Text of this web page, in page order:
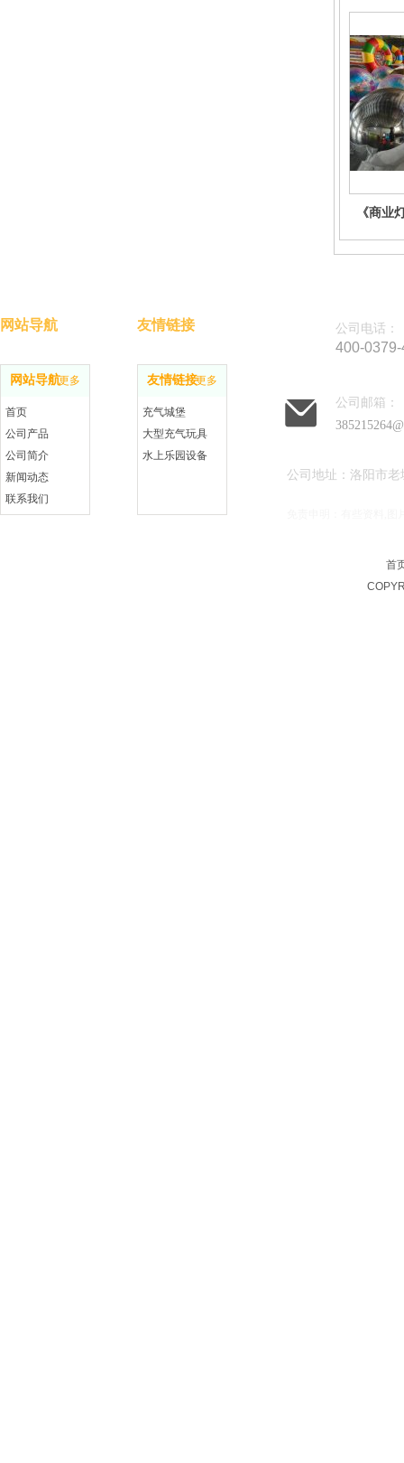
《商业
网站导航更多
首页
公司产品
公司简介
新闻动态
联系我们
友情链接更多
充气城堡
大型充气玩具
水上乐园设备
网站导航 友情链接 公司电话：
400-
公司邮箱：
公司地址：洛阳市
首